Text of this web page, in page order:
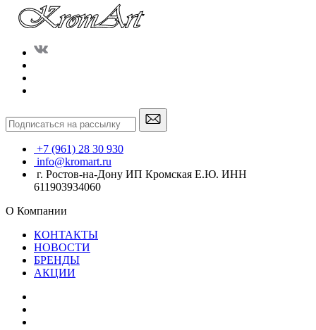
+7 (961) 28 30 930
info@kromart.ru
г. Ростов-на-Дону ИП Кромская Е.Ю. ИНН
611903934060
О Компании
КОНТАКТЫ
НОВОСТИ
БРЕНДЫ
АКЦИИ